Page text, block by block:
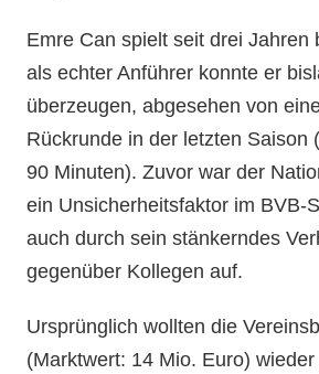
Emre Can spielt seit drei Jahren
als echter Anführer konnte er
überzeugen, abgesehen von
Rückrunde in der letzten Saison
90 Minuten). Zuvor war der
ein Unsicherheitsfaktor im BVB-
auch durch sein stänkerndes
gegenüber Kollegen auf.
Ursprünglich wollten die
(Marktwert: 14 Mio. Euro)